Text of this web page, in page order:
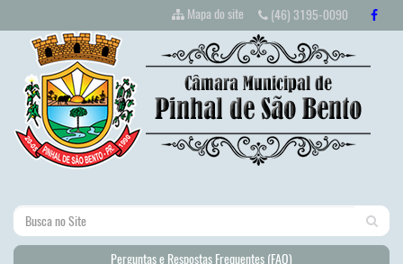
Mapa do site (46) 3195-0090
Perguntas e Respostas Frequentes (FAQ)